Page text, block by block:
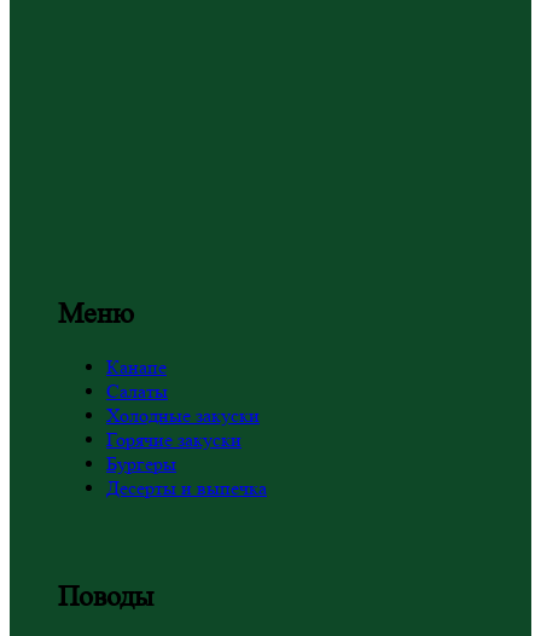
Меню
Канапе
Салаты
Холодные закуски
Горячие закуски
Бургеры
Десерты и выпечка
Поводы